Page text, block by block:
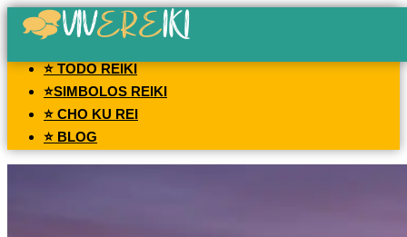
⭐ TODO REIKI
⭐SIMBOLOS REIKI
⭐ CHO KU REI
⭐ BLOG